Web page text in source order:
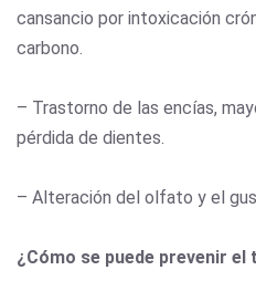
cansancio por intoxicación
carbono.
– Trastorno de las encías,
pérdida de dientes.
– Alteración del olfato y el
¿Cómo se puede prevenir el